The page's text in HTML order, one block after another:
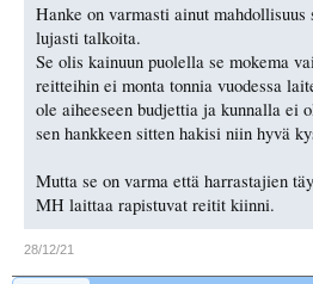
Hanke on varmasti ainut mahdollisuus
lujasti talkoita.
Se olis kainuun puolella se mokema
reitteihin ei monta tonnia vuodessa
ole aiheeseen budjettia ja kunnalla ei
sen hankkeen sitten hakisi niin hyvä
Mutta se on varma että harrastajien
MH laittaa rapistuvat reitit kiinni.
28/12/21